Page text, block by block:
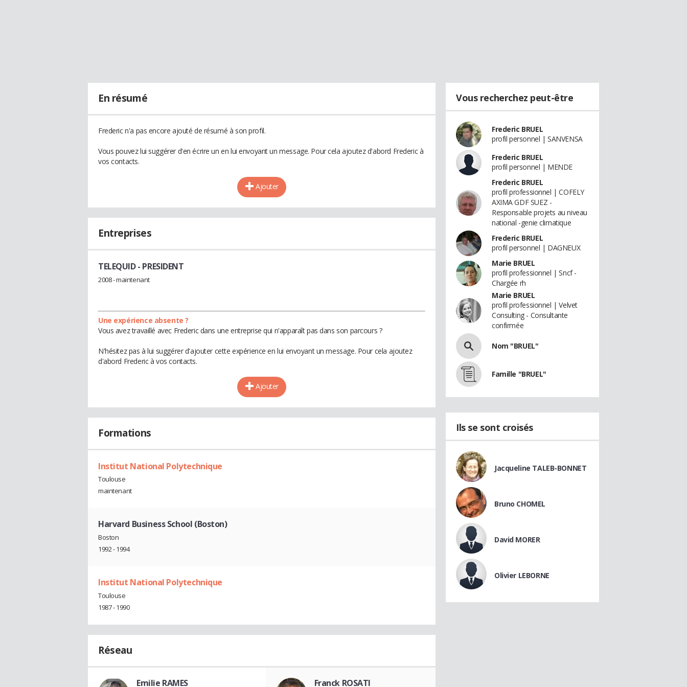
En résumé
Frederic n'a pas encore ajouté de résumé à son profil.
Vous pouvez lui suggérer d'en écrire un en lui envoyant un message. Pour cela ajoutez d'abord Frederic à
vos contacts.
Ajouter
Entreprises
TELEQUID- PRESIDENT
2008 - maintenant
Une expérience absente ?
Vous avez travaillé avec Frederic dans une entreprise qui n'apparaît pas dans son parcours ?
N'hésitez pas à lui suggérer d'ajouter cette expérience en lui envoyant un message. Pour cela ajoutez
d'abord Frederic à vos contacts.
Ajouter
Formations
Institut National Polytechnique
Toulouse
maintenant
Harvard Business School (Boston)
Boston
1992 - 1994
Institut National Polytechnique
Toulouse
1987 - 1990
Réseau
Emilie RAMES Franck ROSATI
Vous recherchez peut-être
Frederic BRUEL
profil personnel | SANVENSA
Frederic BRUEL
profil personnel | MENDE
Frederic BRUEL
profil professionnel | COFELY
AXIMA GDF SUEZ -
Responsable projets au niveau
national -genie climatique
Frederic BRUEL
profil personnel | DAGNEUX
Marie BRUEL
profil professionnel | Sncf -
Chargée rh
Marie BRUEL
profil professionnel | Velvet
Consulting - Consultante
confirmée
Nom "BRUEL"
Famille "BRUEL"
Ils se sont croisés
Jacqueline TALEB-BONNET
Bruno CHOMEL
David MORER
Olivier LEBORNE